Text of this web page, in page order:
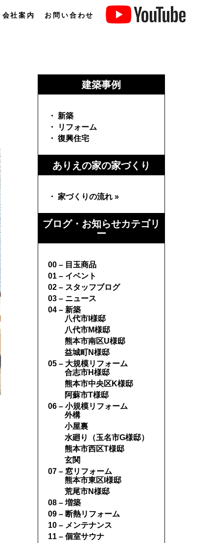
会社案内 お問い合わせ
建築事例
・ 新築
・ リフォーム
・ 復興住宅
ありえの家の家づくり
・ 家づくりの流れ »
ブログ・お知らせカテゴリ
ー
00 – 目玉商品
01 – イベント
02 – スタッフブログ
03 – ニュース
04 – 新築
八代市I様邸
八代市M様邸
熊本市南区U様邸
益城町N様邸
05 – 大規模リフォーム
合志市H様邸
熊本市中央区K様邸
阿蘇市T様邸
06 – 小規模リフォーム
外構
小屋裏
水廻り（玉名市G様邸）
熊本市西区T様邸
玄関
07 – 窓リフォーム
熊本市東区I様邸
荒尾市N様邸
08 – 増築
09 – 断熱リフォーム
10 – メンテナンス
11 – 個室サウナ